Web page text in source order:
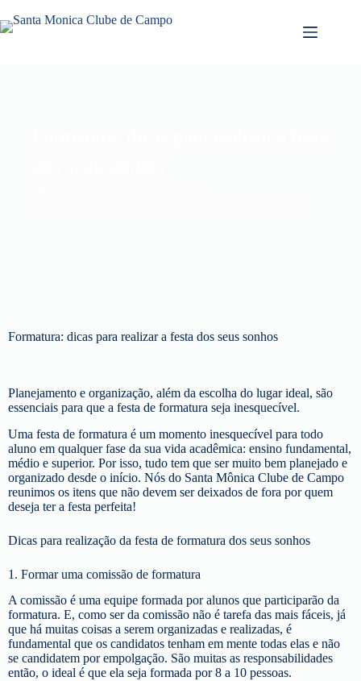
Formatura: dicas para realizar a festa dos seus sonhos
Planejamento e organização, além da escolha do lugar ideal, são
essenciais para que a festa de formatura seja inesquecível.
Uma festa de formatura é um momento inesquecível para todo
aluno em qualquer fase da sua vida acadêmica: ensino fundamental,
médio e superior. Por isso, tudo tem que ser muito bem planejado e
organizado desde o início. Nós do Santa Mônica Clube de Campo
reunimos os itens que não devem ser deixados de fora por quem
deseja ter a festa perfeita!
Dicas para realização da festa de formatura dos seus sonhos
1. Formar uma comissão de formatura
A comissão é uma equipe formada por alunos que participarão da
formatura. E, como ser da comissão não é tarefa das mais fáceis, já
que há muitas coisas a serem organizadas e realizadas, é
fundamental que os candidatos tenham em mente todas elas e não
se candidatem por empolgação. São muitas as responsabilidades
então, o ideal é que ela seja formada por 8 a 10 pessoas.